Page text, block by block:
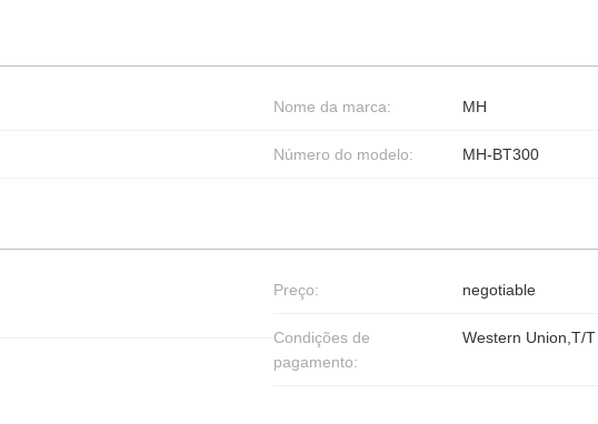
Nome da marca: MH
Número do modelo: MH-BT300
Preço: negotiable
Condições de
pagamento:
Western Union,T/T